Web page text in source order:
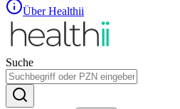
Über Healthii
Suche